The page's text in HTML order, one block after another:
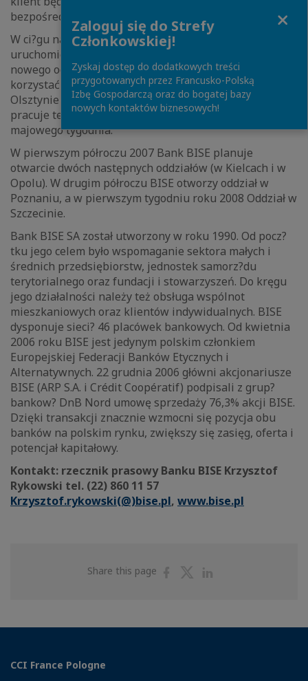
bezpośrednim kontakcie z pracownikiem banku.
W ci?gu najbliższych dni w oddziale zostanie
uruchomiony bankomat, a już dziś wszyscy klienci
nowego oddziału mog? też (za symboliczn? złotówkę)
korzystać z sieci bankomatów BZ WBK. Oddział w
Olsztynie (podobnie jak wszystkie placówki BISE)
pracuje też w zwykłych godzinach podczas pierwszego,
majowego tygodnia.
W pierwszym półroczu 2007 Bank BISE planuje
otwarcie dwóch następnych oddziałów (w Kielcach i w
Opolu). W drugim półroczu BISE otworzy oddział w
Poznaniu, a w pierwszym tygodniu roku 2008 Oddział w
Szczecinie.
Bank BISE SA został utworzony w roku 1990. Od pocz?
tku jego celem było wspomaganie sektora małych i
średnich przedsiębiorstw, jednostek samorz?du
terytorialnego oraz fundacji i stowarzyszeń. Do kręgu
jego działalności należy też obsługa wspólnot
mieszkaniowych oraz klientów indywidualnych. BISE
dysponuje sieci? 46 placówek bankowych. Od kwietnia
2006 roku BISE jest jedynym polskim członkiem
Europejskiej Federacji Banków Etycznych i
Alternatywnych. 22 grudnia 2006 główni akcjonariusze
BISE (ARP S.A. i Crédit Coopératif) podpisali z grup?
bankow? DnB Nord umowę sprzedaży 76,3% akcji BISE.
Dzięki transakcji znacznie wzmocni się pozycja obu
banków na polskim rynku, zwiększy się zasięg, oferta i
potencjał kapitałowy.
Kontakt: rzecznik prasowy Banku BISE Krzysztof
Rykowski tel. (22) 860 11 57
Krzysztof.rykowski(@)bise.pl, www.bise.pl
Share this page
ShareShare
CCI France Pologne
Zaloguj się do Strefy
Członkowskiej!
Zyskaj dostęp do dodatkowych treści
przygotowanych przez Francusko-Polską
Izbę Gospodarczą oraz do bogatej bazy
nowych kontaktów biznesowych!